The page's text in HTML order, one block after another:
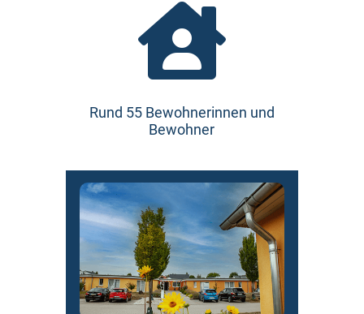

Rund 55 Bewohnerinnen und
Bewohner